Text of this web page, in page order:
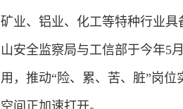
矿业、铝业、化工等特种行业
山安全监察局与工信部于今年5
用，推动“险、累、苦、脏”岗
空间正加速打开。